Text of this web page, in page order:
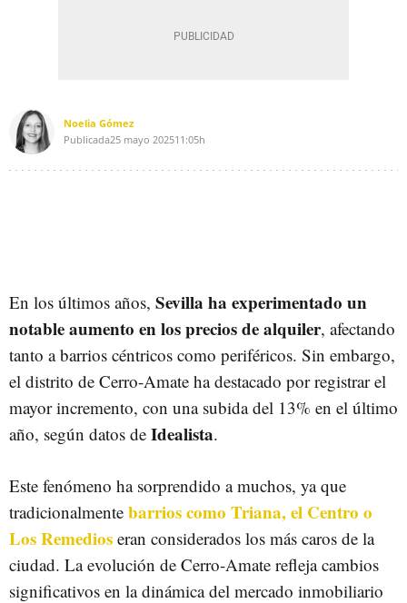
Noelia Gómez
Publicada25 mayo 202511:05h
En los últimos años, Sevilla ha experimentado un
notable aumento en los precios de alquiler, afectando
tanto a barrios céntricos como periféricos. Sin embargo,
el distrito de Cerro-Amate ha destacado por registrar el
mayor incremento, con una subida del 13% en el último
año, según datos de Idealista.
Este fenómeno ha sorprendido a muchos, ya que
tradicionalmente barrios como Triana, el Centro o
Los Remedios eran considerados los más caros de la
ciudad. La evolución de Cerro-Amate refleja cambios
significativos en la dinámica del mercado inmobiliario